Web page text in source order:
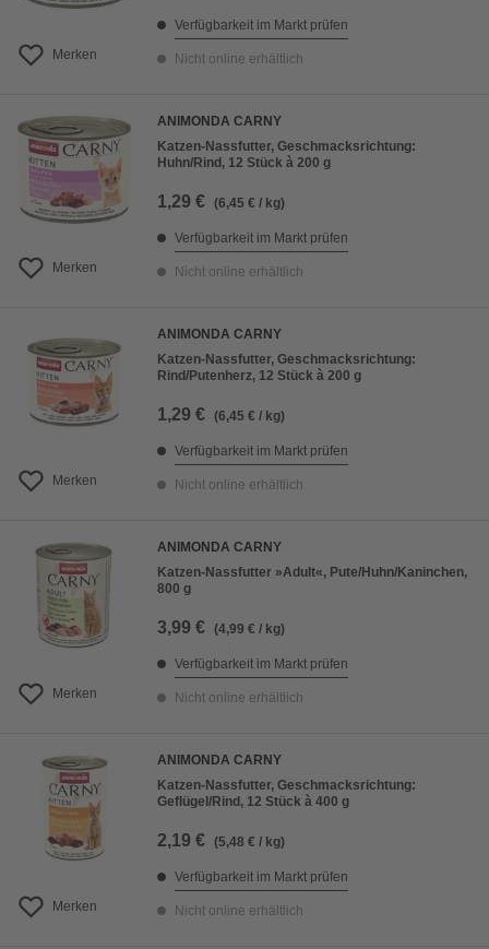
Merken
Verfügbarkeit im Markt prüfen
Nicht online erhältlich
Merken
ANIMONDA CARNY
Katzen-Nassfutter, Geschmacksrichtung:
Huhn/Rind, 12 Stück à 200 g
1,29 € (6,45 € / kg)
Verfügbarkeit im Markt prüfen
Nicht online erhältlich
Merken
ANIMONDA CARNY
Katzen-Nassfutter, Geschmacksrichtung:
Rind/Putenherz, 12 Stück à 200 g
1,29 € (6,45 € / kg)
Verfügbarkeit im Markt prüfen
Nicht online erhältlich
Merken
ANIMONDA CARNY
Katzen-Nassfutter »Adult«, Pute/Huhn/Kaninchen,
800 g
3,99 € (4,99 € / kg)
Verfügbarkeit im Markt prüfen
Nicht online erhältlich
Merken
ANIMONDA CARNY
Katzen-Nassfutter, Geschmacksrichtung:
Geflügel/Rind, 12 Stück à 400 g
2,19 € (5,48 € / kg)
Verfügbarkeit im Markt prüfen
Nicht online erhältlich